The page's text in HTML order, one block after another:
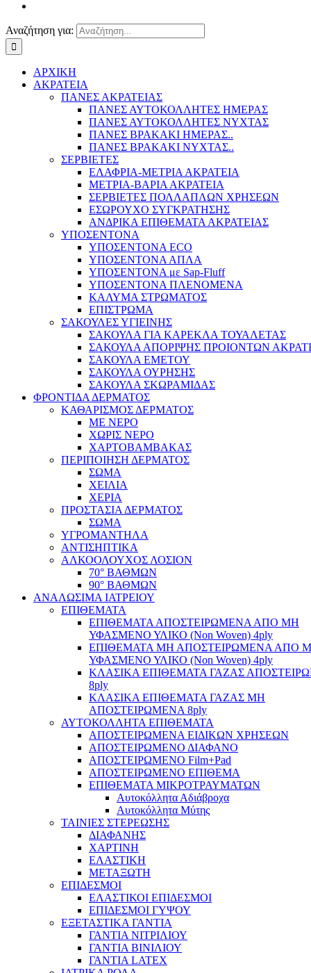
Αναζήτηση για:
ΑΡΧΙΚΗ
ΑΚΡΑΤΕΙΑ
ΠΑΝΕΣ ΑΚΡΑΤΕΙΑΣ
ΠΑΝΕΣ ΑΥΤΟΚΟΛΛΗΤΕΣ ΗΜΕΡΑΣ
ΠΑΝΕΣ ΑΥΤΟΚΟΛΛΗΤΕΣ ΝΥΧΤΑΣ
ΠΑΝΕΣ ΒΡΑΚΑΚΙ ΗΜΕΡΑΣ..
ΠΑΝΕΣ ΒΡΑΚΑΚΙ ΝΥΧΤΑΣ..
ΣΕΡΒΙΕΤΕΣ
ΕΛΑΦΡΙΑ-ΜΕΤΡΙΑ ΑΚΡΑΤΕΙΑ
ΜΕΤΡΙΑ-ΒΑΡΙΑ ΑΚΡΑΤΕΙΑ
ΣΕΡΒΙΕΤΕΣ ΠΟΛΛΑΠΛΩΝ ΧΡΗΣΕΩΝ
ΕΣΩΡΟΥΧΟ ΣΥΓΚΡΑΤΗΣΗΣ
ΑΝΔΡΙΚΑ ΕΠΙΘΕΜΑΤΑ ΑΚΡΑΤΕΙΑΣ
ΥΠΟΣΕΝΤΟΝΑ
ΥΠΟΣΕΝΤΟΝΑ ECO
ΥΠΟΣΕΝΤΟΝΑ ΑΠΛΑ
ΥΠΟΣΕΝΤΟΝΑ με Sap-Fluff
ΥΠΟΣΕΝΤΟΝΑ ΠΛΕΝΟΜΕΝΑ
ΚΑΛΥΜΑ ΣΤΡΩΜΑΤΟΣ
ΕΠΙΣΤΡΩΜΑ
ΣΑΚΟΥΛΕΣ ΥΓΙΕΙΝΗΣ
ΣΑΚΟΥΛΑ ΓΙΑ ΚΑΡΕΚΛΑ ΤΟΥΑΛΕΤΑΣ
ΣΑΚΟΥΛΑ ΑΠΟΡΙΨΗΣ ΠΡΟΙΟΝΤΩΝ
ΣΑΚΟΥΛΑ ΕΜΕΤΟΥ
ΣΑΚΟΥΛΑ ΟΥΡΗΣΗΣ
ΣΑΚΟΥΛΑ ΣΚΩΡΑΜΙΔΑΣ
ΦΡΟΝΤΙΔΑ ΔΕΡΜΑΤΟΣ
ΚΑΘΑΡΙΣΜΟΣ ΔΕΡΜΑΤΟΣ
ΜΕ ΝΕΡΟ
ΧΩΡΙΣ ΝΕΡΟ
ΧΑΡΤΟΒΑΜΒΑΚΑΣ
ΠΕΡΙΠΟΙΗΣΗ ΔΕΡΜΑΤΟΣ
ΣΩΜΑ
ΧΕΙΛΙΑ
ΧΕΡΙΑ
ΠΡΟΣΤΑΣΙΑ ΔΕΡΜΑΤΟΣ
ΣΩΜΑ
ΥΓΡΟΜΑΝΤΗΛΑ
ΑΝΤΙΣΗΠΤΙΚΑ
ΑΛΚΟΟΛΟΥΧΟΣ ΛΟΣΙΟΝ
70° ΒΑΘΜΩΝ
90° ΒΑΘΜΩΝ
ΑΝΑΛΩΣΙΜΑ ΙΑΤΡΕΙΟΥ
ΕΠΙΘΕΜΑΤΑ
ΕΠΙΘΕΜΑΤΑ ΑΠΟΣΤΕΙΡΩΜΕΝΑ ΑΠΟ ΜΗ
ΥΦΑΣΜΕΝΟ ΥΛΙΚΟ (Non Woven) 4ply
ΕΠΙΘΕΜΑΤΑ ΜΗ ΑΠΟΣΤΕΙΡΩΜΕΝΑ ΑΠΟ
ΥΦΑΣΜΕΝΟ ΥΛΙΚΟ (Non Woven) 4ply
ΚΛΑΣΙΚΑ ΕΠΙΘΕΜΑΤΑ ΓΑΖΑΣ
8ply
ΚΛΑΣΙΚΑ ΕΠΙΘΕΜΑΤΑ ΓΑΖΑΣ ΜΗ
ΑΠΟΣΤΕΙΡΩΜΕΝΑ 8ply
ΑΥΤΟΚΟΛΛΗΤΑ ΕΠΙΘΕΜΑΤΑ
ΑΠΟΣΤΕΙΡΩΜΕΝΑ ΕΙΔΙΚΩΝ ΧΡΗΣΕΩΝ
ΑΠΟΣΤΕΙΡΩΜΕΝΟ ΔΙΑΦΑΝΟ
ΑΠΟΣΤΕΙΡΩΜΕΝΟ Film+Pad
ΑΠΟΣΤΕΙΡΩΜΕΝΟ ΕΠΙΘΕΜΑ
ΕΠΙΘΕΜΑΤΑ ΜΙΚΡΟΤΡΑΥΜΑΤΩΝ
Αυτοκόλλητα Αδιάβροχα
Αυτοκόλλητα Μύτης
ΤΑΙΝΙΕΣ ΣΤΕΡΕΩΣΗΣ
ΔΙΑΦΑΝΗΣ
ΧΑΡΤΙΝΗ
ΕΛΑΣΤΙΚΗ
ΜΕΤΑΞΩΤΗ
ΕΠΙΔΕΣΜΟΙ
ΕΛΑΣΤΙΚΟΙ ΕΠΙΔΕΣΜΟΙ
ΕΠΙΔΕΣΜΟΙ ΓΥΨΟΥ
ΕΞΕΤΑΣΤΙΚΑ ΓΑΝΤΙΑ
ΓΑΝΤΙΑ ΝΙΤΡΙΛΙΟΥ
ΓΑΝΤΙΑ ΒΙΝΙΛΙΟΥ
ΓΑΝΤΙΑ LATEX